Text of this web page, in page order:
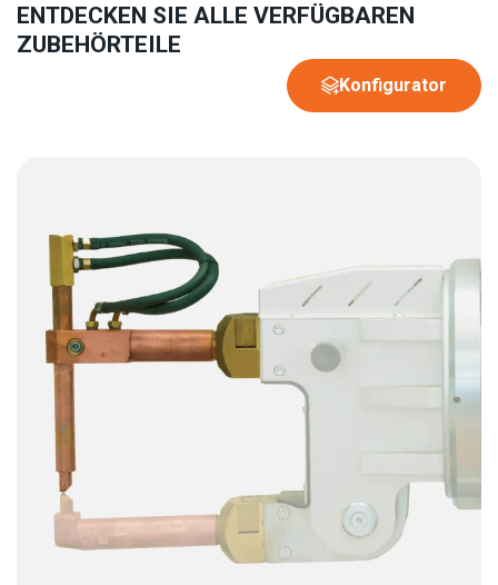
ENTDECKEN SIE ALLE VERFÜGBAREN
ZUBEHÖRTEILE
Konfigurator